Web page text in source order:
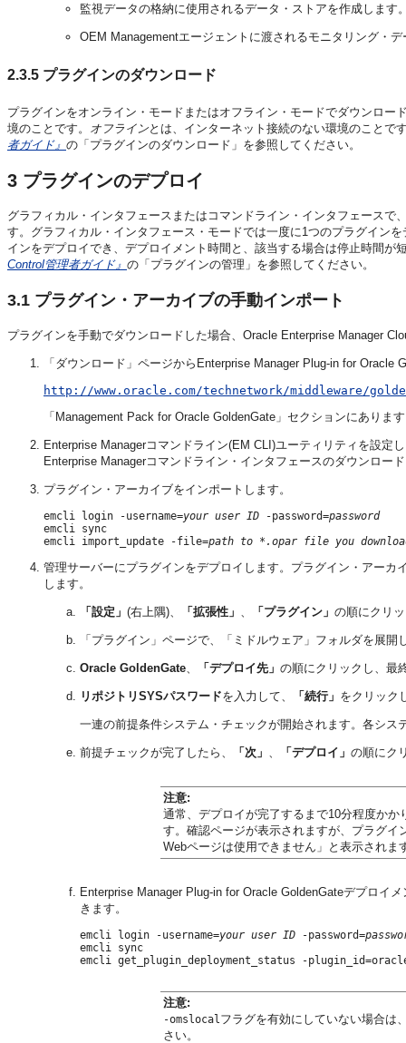
監視データの格納に使用されるデータ・ストアを作成します
OEM Managementエージェントに渡されるモニタリング・
2.3.5 プラグインのダウンロード
プラグインをオンライン・モードまたはオフライン・モードでダウンロー
境のことです。 オフラインとは、インターネット接続のない環境のことで
者ガイド』 の「プラグインのダウンロード」を参照してください。
3 プラグインのデプロイ
グラフィカル・インタフェースまたはコマンドライン・インタフェース
す。グラフィカル・インタフェース・モードでは一度に1つのプラグイン
インをデプロイでき、デプロイメント時間と、該当する場合は停止時間が
Control管理者ガイド』 の「プラグインの管理」を参照してください。
3.1 プラグイン・アーカイブの手動インポート
プラグインを手動でダウンロードした場合、Oracle Enterprise Manager
「ダウンロード」ページからEnterprise Manager Plug-in for Oracle
http://www.oracle.com/technetwork/middleware/
「Management Pack for Oracle GoldenGate」セクションにありま
Enterprise Managerコマンドライン(EM CLI)ユーティリティを設定
Enterprise Managerコマンドライン・インタフェースのダウンロー
プラグイン・アーカイブをインポートします。
emcli login -username=your user ID -password=password
emcli sync
emcli import_update -file=path to *.opar file you
管理サーバーにプラグインをデプロイします。プラグイン・アー
します。
「設定」 (右上隅)、 「拡張性」 、 「プラグイン」 の順にクリ
「プラグイン」ページで、「ミドルウェア」フォルダを展開
Oracle GoldenGate、 「デプロイ先」 の順にクリックし、最
リポジトリSYSパスワードを入力して、 「続行」 をクリック
一連の前提条件システム・チェックが開始されます。各シス
前提チェックが完了したら、 「次」 、 「デプロイ」 の順にク
注意:
通常、デプロイが完了するまで10分程度か
す。確認ページが表示されますが、プラグ
Webページは使用できません」と表示されま
Enterprise Manager Plug-in for Oracle GoldenGateデプロイ
きます。
emcli login -username=your user ID -password=
emcli sync
注意:
-omslocalフラグを有効にしていない場合は
さい。